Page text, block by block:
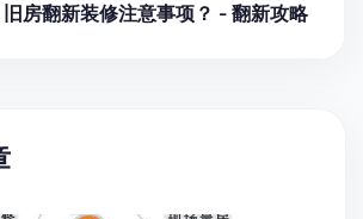
旧房翻新装修注意事项？ - 翻新攻略